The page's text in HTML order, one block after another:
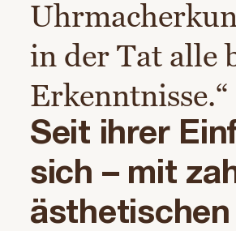
in der Tat alle
Erkenntnisse.
Seit ihrer
sich – mit